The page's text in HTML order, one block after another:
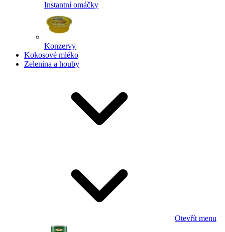
Instantní omáčky
Konzervy
Kokosové mléko
Zelenina a houby
Otevřít menu